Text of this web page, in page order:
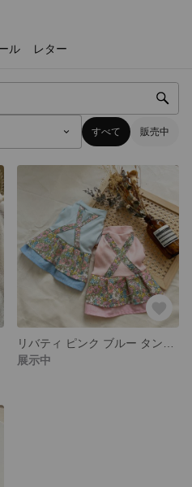
ル レター
すべて 販売中
展示中